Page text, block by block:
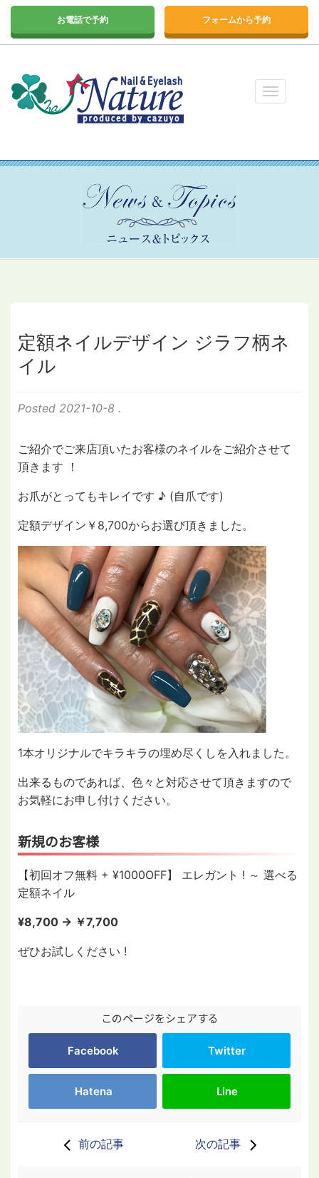
お電話で予約 フォームから予約
定額ネイルデザイン ジラフ柄ネ
イル
Posted 2021-10-8 .
ご紹介でご来店頂いたお客様のネイルをご紹介させて
頂きます ！
お爪がとってもキレイです ♪ (自爪です)
定額デザイン￥8,700からお選び頂きました。
1本オリジナルでキラキラの埋め尽くしを入れました。
出来るものであれば、色々と対応させて頂きますので
お気軽にお申し付けください。
新規のお客様
【初回オフ無料 + ¥1000OFF】 エレガント ! ～ 選べる
定額ネイル
¥8,700 → ￥7,700
ぜひお試しください !
このページをシェアする
Facebook Twitter
Hatena Line
前の記事 次の記事